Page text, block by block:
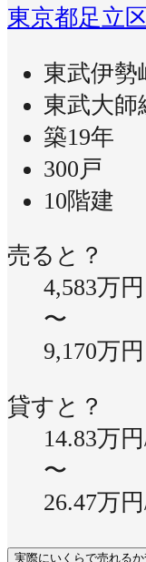
東京都足立
東武伊勢
東武大師
築19年
300戸
10階建
売ると？
4,583万円
〜
9,170万円
貸すと？
14.83万円
〜
26.47万円
実際にいくらで売れる